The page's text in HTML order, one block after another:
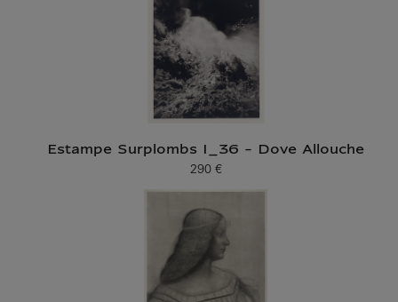
Estampe Surplombs I_36 - Dove Allouche
Prix ​​actuel
290 €